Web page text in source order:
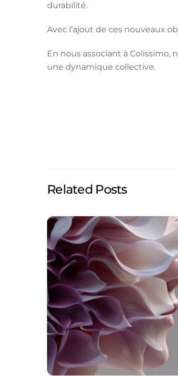
durabilité.
Avec l’ajout de ces nouveaux
En nous associant à
une dynamique collective.
Related Posts